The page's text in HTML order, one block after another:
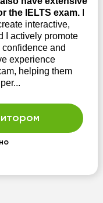
the IELTS exam.
interactive,
I actively promote
confidence and
experience
helping them